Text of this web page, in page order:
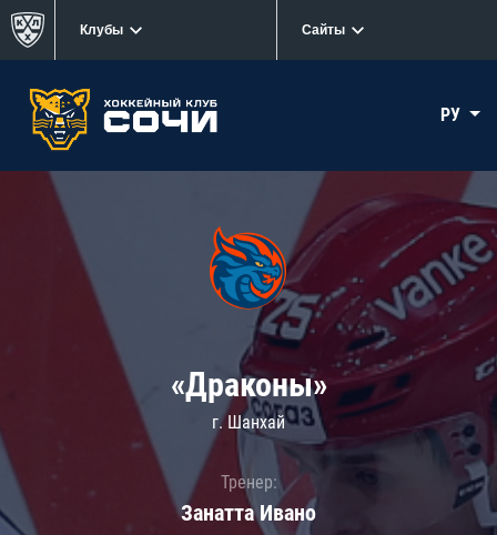
Клубы Сайты
РУ
«Драконы»
г. Шанхай
Тренер:
Занатта Иванo